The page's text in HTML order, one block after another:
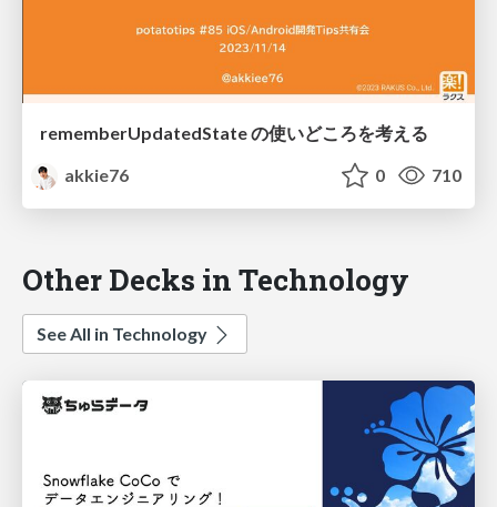
rememberUpdatedState の使いどころを考える
akkie76
0 710
Other Decks in Technology
See All in Technology